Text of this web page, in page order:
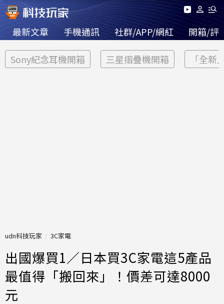
最新文章 手機通訊 社群/APP/網紅 開箱/評
Sony紀念耳機開箱 三星摺疊機開箱 「全新
udn科技玩家 3C家電
出國爆買1／日本買3C家電這5產品
最值得「搬回來」！價差可達8000
元